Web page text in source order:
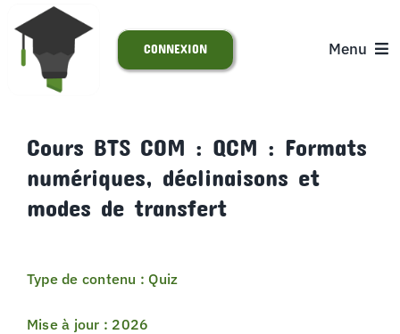
Passer
contenu
Menu
S’INSCRIRE
SUPPORT
CONNEXION
Cours BTS COM : QCM : Formats
numériques, déclinaisons et
modes de transfert
Type de contenu : Quiz
Mise à jour : 2026